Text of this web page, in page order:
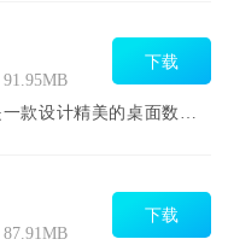
91.95MB
的桌面数字时钟应用，它不仅能让你的
下载
87.91MB
下载